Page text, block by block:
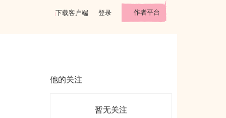
下载客户端 登录 作者平台
他的关注
暂无关注